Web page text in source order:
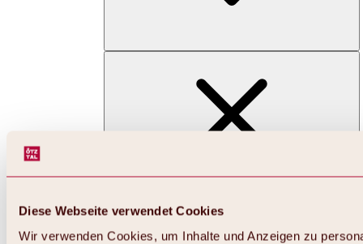
Diese Webseite verwendet Cookies
Wir verwenden Cookies, um Inhalte und Anzeigen zu